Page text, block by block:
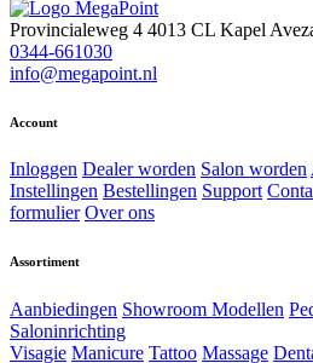
Provincialeweg 4 4013 CL Kapel
0344-661030
info@megapoint.nl
Account
Inloggen Dealer worden Salon worden
Instellingen Bestellingen Support
formulier Over ons
Assortiment
Aanbiedingen Showroom Modellen
Saloninrichting
Visagie Manicure Tattoo Massage